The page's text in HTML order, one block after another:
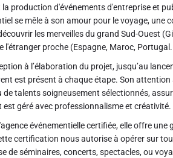
production d'événements d'entreprise et
se mêle à son amour pour le voyage, une
les merveilles du grand Sud-Ouest
l'étranger proche (Espagne, Maroc,
à l’élaboration du projet, jusqu’au
est présent à chaque étape. Son
de talents soigneusement sélectionnés,
est géré avec professionnalisme et créativité.
événementielle certifiée, elle offre une
certification nous autorise à opérer sur
de séminaires, concerts, spectacles, ou